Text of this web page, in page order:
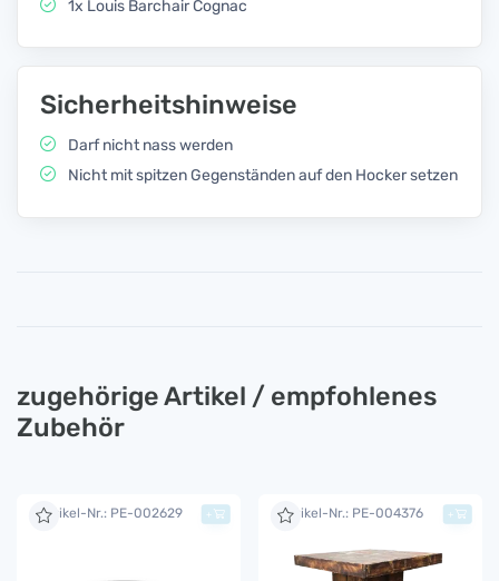
1x Louis Barchair Cognac
Sicherheitshinweise
Darf nicht nass werden
Nicht mit spitzen Gegenständen auf den Hocker setzen
zugehörige Artikel / empfohlenes
Zubehör
Artikel-Nr.: PE-002629 + Artikel-Nr.: PE-004376 +